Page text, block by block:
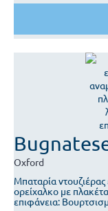
Oxford
Μπαταρία
ορείχαλκο με
επιφάνεια: